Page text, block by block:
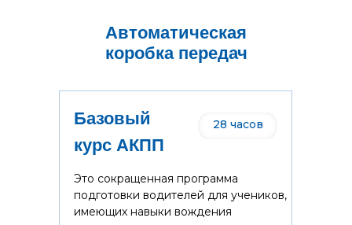
Автоматическая
коробка передач
Базовый
курс АКПП
Это сокращенная программа
подготовки водителей для учеников,
имеющих навыки вождения
28 часов